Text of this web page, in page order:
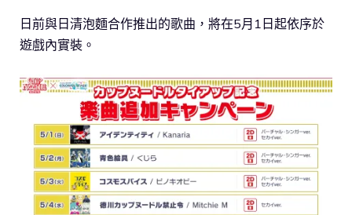
日前與日清泡麵合作推出的歌曲，將在5月1日起依序於
遊戲內實裝。